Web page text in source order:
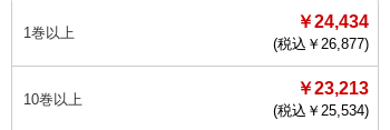
1巻以上
￥24,434
(税込￥ 26,877)
10巻以上
￥23,213
(税込￥ 25,534)